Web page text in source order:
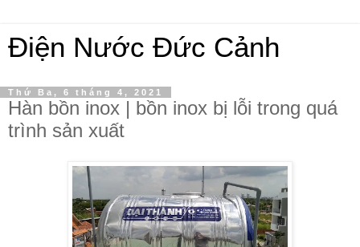
Điện Nước Đức Cảnh
Thứ Ba, 6 tháng 4, 2021
Hàn bồn inox | bồn inox bị lỗi trong quá
trình sản xuất